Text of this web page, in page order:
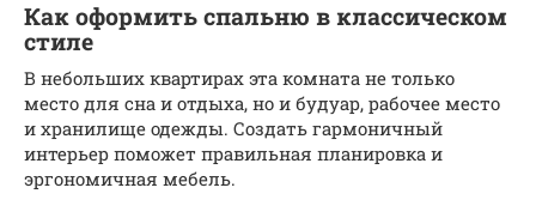
Как оформить спальню в классическом
стиле
В небольших квартирах эта комната не только
место для сна и отдыха, но и будуар, рабочее место
и хранилище одежды. Создать гармоничный
интерьер поможет правильная планировка и
эргономичная мебель.